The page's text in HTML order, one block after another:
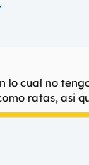
lo cual no
ratas, asi